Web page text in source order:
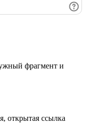
фрагмент и
открытая ссылка